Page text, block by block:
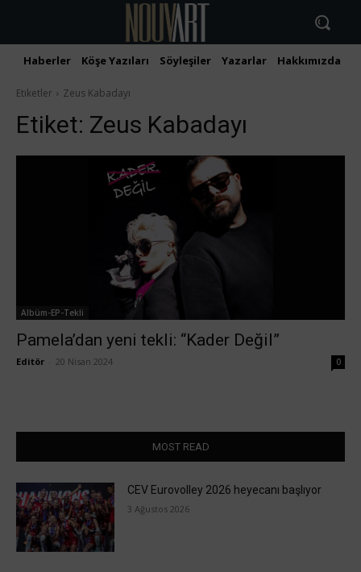
Haberler Köşe Yazıları Söyleşiler Yazarlar Hakkımızda
Etiketler Zeus Kabadayı
Etiket: Zeus Kabadayı
Albüm-EP-Tekli
Pamela’dan yeni tekli: “Kader Değil”
Editör 20 Nisan 2024 0
MOST READ
CEV Eurovolley 2026 heyecanı başlıyor
3 Ağustos 2026